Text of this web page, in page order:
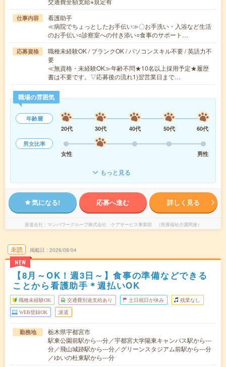
仕事内容
看護助手
≪病院でちょっとしたお手伝い≫〇お手洗い・入浴など生活
のお手伝い○診察室への付き添い○食事のサポート…
応募資格
職種未経験OK / ブランクOK / パソコンスキル不要 / 英語力不
要
≪無資格・未経験OK≫年齢不問★10名以上採用予定★履歴
書は不要です。▽応募後の流れ1)翌営業日まで…
職場の雰囲気
年齢層
20代
30代 40代 50代
60代
男女比率
女性
男性
もっと見る
気になる! 応募へ進む 詳しく見る
派遣会社 マンパワーグループ株式会社 ケアサービス事業部 （医療福祉介護関連）
未読
NEW
掲載日 2026/08/04
【8月～OK！週3日～】食事の準備などできる
ことから看護助手＊週払いOK
職種未経験OK 交通費別途支給あり 土日祝日が休み 残業なし
WEB登録OK 派遣
勤務地
栃木県宇都宮市
駅東公園前駅から---分／宇都宮大学陽東キャンパス駅から---
分／飛山城跡駅から---分／グリーンスタジアム前駅から---分
／ゆいの杜東駅から---分